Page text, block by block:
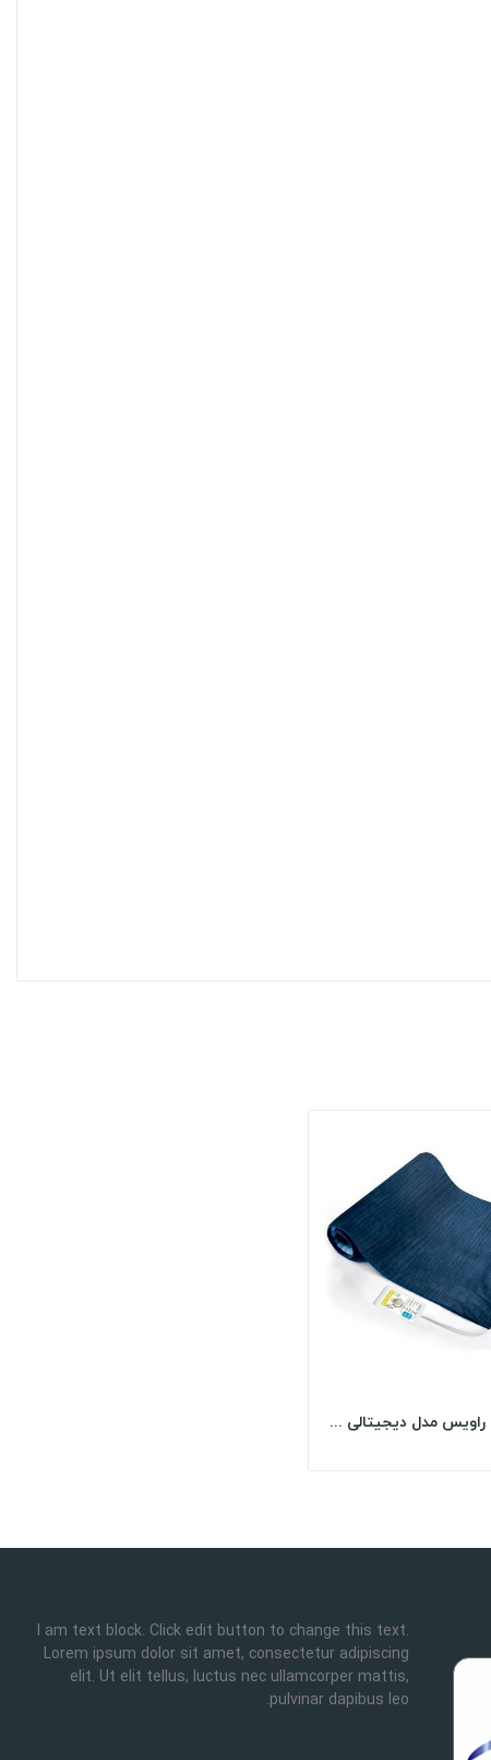
تشک برقی راویس مدل دیجیتالی سایز 50*70 - آبی...
I am text block. Click edit button to change this text.
Lorem ipsum dolor sit amet, consectetur adipiscing
elit. Ut elit tellus, luctus nec ullamcorper mattis,
pulvinar dapibus leo.